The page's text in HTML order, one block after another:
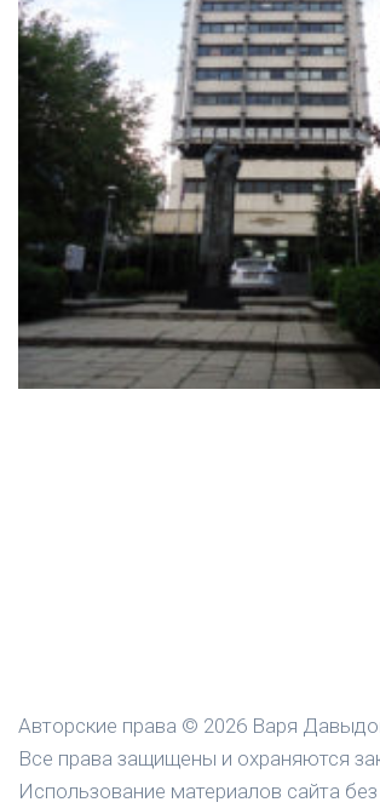
Авторские права © 2026 Варя
Все права защищены и охраняются
Использование материалов сайта